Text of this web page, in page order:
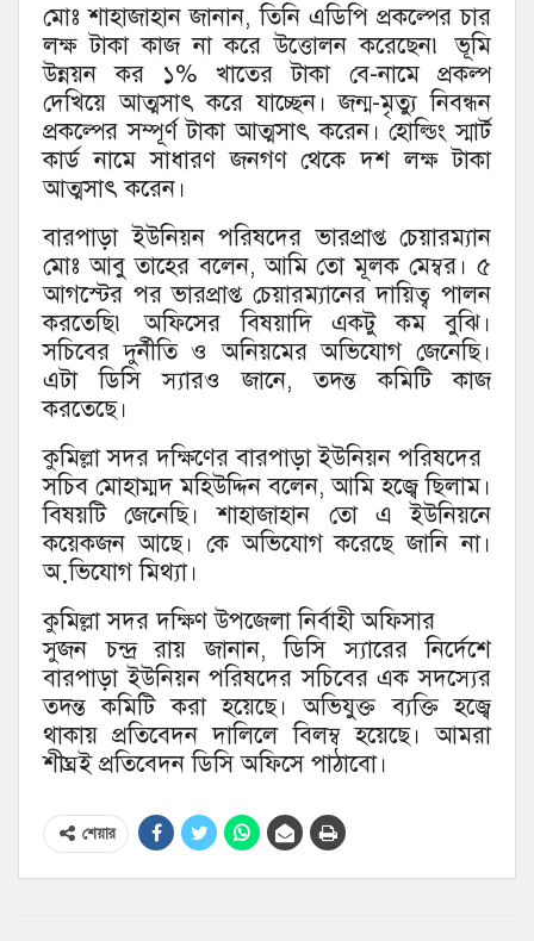
মোঃ শাহাজাহান জানান, তিনি এডিপি প্রকল্পের চার
লক্ষ টাকা কাজ না করে উত্তোলন করেছেন৷ ভূমি
উন্নয়ন কর ১% খাতের টাকা বে-নামে প্রকল্প
দেখিয়ে আত্মসাৎ করে যাচ্ছেন। জন্ম-মৃত্যু নিবন্ধন
প্রকল্পের সম্পূর্ণ টাকা আত্মসাৎ করেন। হোল্ডিং স্মার্ট
কার্ড নামে সাধারণ জনগণ থেকে দশ লক্ষ টাকা
আত্মসাৎ করেন।
বারপাড়া ইউনিয়ন পরিষদের ভারপ্রাপ্ত চেয়ারম্যান
মোঃ আবু তাহের বলেন, আমি তো মূলক মেম্বর। ৫
আগস্টের পর ভারপ্রাপ্ত চেয়ারম্যানের দায়িত্ব পালন
করতেছি৷ অফিসের বিষয়াদি একটু কম বুঝি।
সচিবের দুর্নীতি ও অনিয়মের অভিযোগ জেনেছি।
এটা ডিসি স্যারও জানে, তদন্ত কমিটি কাজ
করতেছে।
কুমিল্লা সদর দক্ষিণের বারপাড়া ইউনিয়ন পরিষদের
সচিব মোহাম্মদ মহিউদ্দিন বলেন, আমি হজ্বে ছিলাম।
বিষয়টি জেনেছি। শাহাজাহান তো এ ইউনিয়নে
কয়েকজন আছে। কে অভিযোগ করেছে জানি না।
অ়ভিযোগ মিথ্যা।
কুমিল্লা সদর দক্ষিণ উপজেলা নির্বাহী অফিসার
সুজন চন্দ্র রায় জানান, ডিসি স্যারের নির্দেশে
বারপাড়া ইউনিয়ন পরিষদের সচিবের এক সদস্যের
তদন্ত কমিটি করা হয়েছে। অভিযুক্ত ব্যক্তি হজ্বে
থাকায় প্রতিবেদন দালিলে বিলম্ব হয়েছে। আমরা
শীঘ্রই প্রতিবেদন ডিসি অফিসে পাঠাবো।
শেয়ার